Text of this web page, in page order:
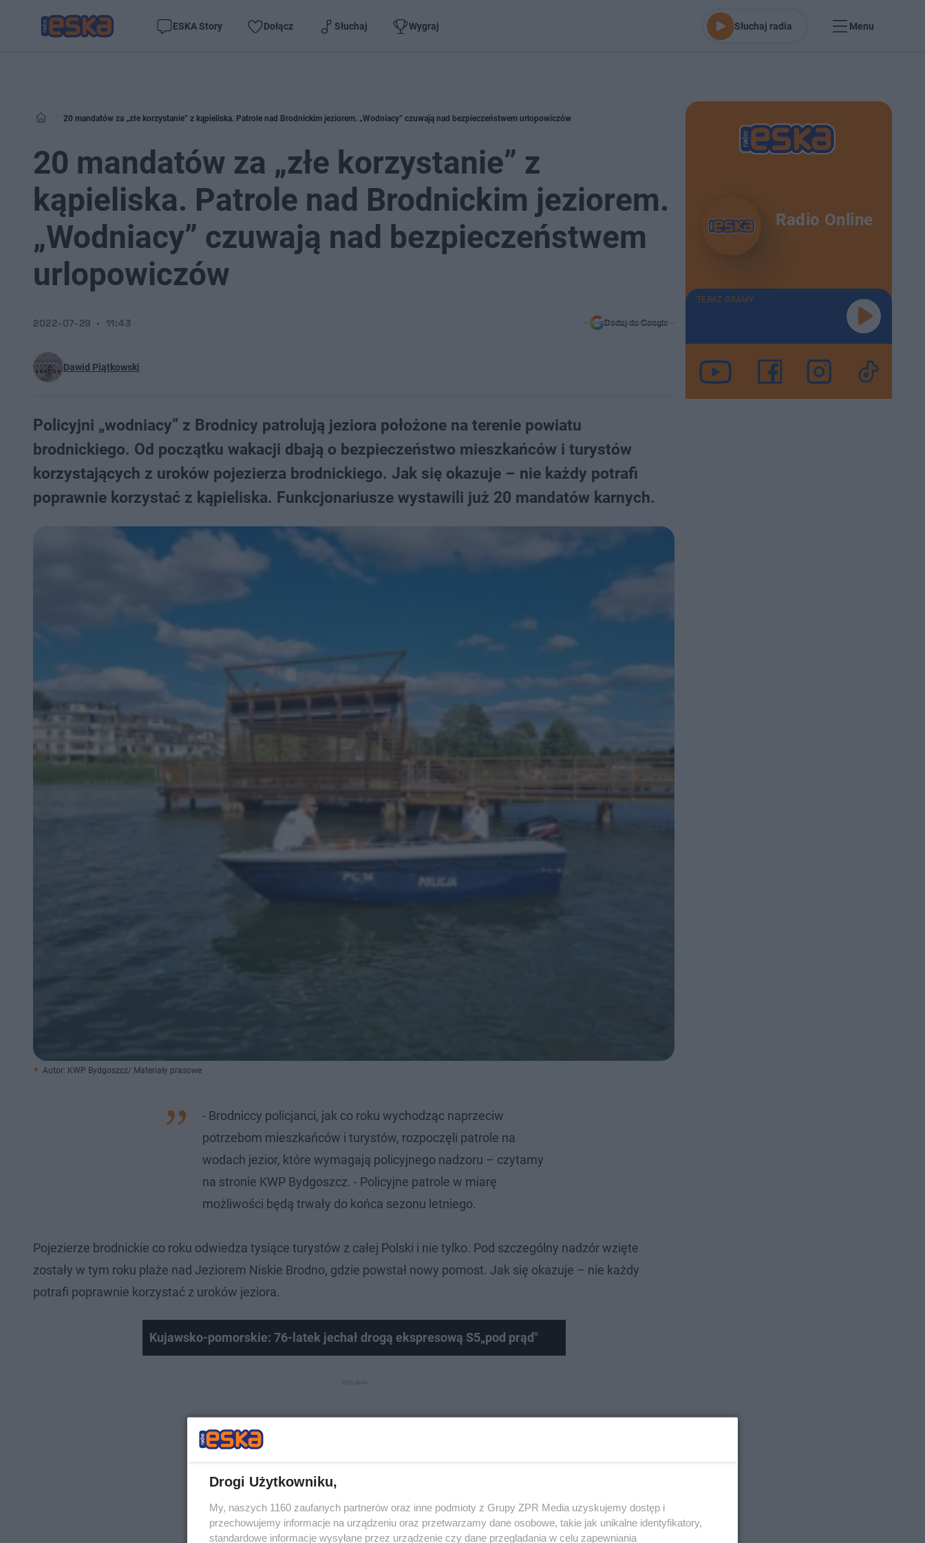
ESKA Story Dołącz Słuchaj Wygraj Słuchaj radia Menu
20 mandatów za „złe korzystanie” z kąpieliska. Patrole nad Brodnickim jeziorem. „Wodniacy” czuwają nad bezpieczeństwem urlopowiczów
20 mandatów za „złe korzystanie” z
kąpieliska. Patrole nad Brodnickim jeziorem.
„Wodniacy” czuwają nad bezpieczeństwem
urlopowiczów
Dawid Piątkowski
2022-07-29 11:43 Dodaj do Google
Policyjni „wodniacy” z Brodnicy patrolują jeziora położone na terenie powiatu
brodnickiego. Od początku wakacji dbają o bezpieczeństwo mieszkańców i turystów
korzystających z uroków pojezierza brodnickiego. Jak się okazuje – nie każdy potrafi
poprawnie korzystać z kąpieliska. Funkcjonariusze wystawili już 20 mandatów karnych.
Autor: KWP Bydgoszcz/ Materiały prasowe
- Brodniccy policjanci, jak co roku wychodząc naprzeciw
potrzebom mieszkańców i turystów, rozpoczęli patrole na
wodach jezior, które wymagają policyjnego nadzoru – czytamy
na stronie KWP Bydgoszcz. - Policyjne patrole w miarę
możliwości będą trwały do końca sezonu letniego.
Pojezierze brodnickie co roku odwiedza tysiące turystów z całej Polski i nie tylko. Pod szczególny nadzór wzięte
zostały w tym roku plaże nad Jeziorem Niskie Brodno, gdzie powstał nowy pomost. Jak się okazuje – nie każdy
potrafi poprawnie korzystać z uroków jeziora.
Kujawsko-pomorskie: 76-latek jechał drogą ekspresową S5„pod prąd"
Radio Online
TERAZ GRAMY
Drogi Użytkowniku,
My, naszych 1160 zaufanych partnerów oraz inne podmioty z Grupy ZPR Media uzyskujemy dostęp i
przechowujemy informacje na urządzeniu oraz przetwarzamy dane osobowe, takie jak unikalne identyfikatory,
standardowe informacje wysyłane przez urządzenie czy dane przeglądania w celu zapewniania